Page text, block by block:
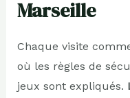
Marseille
Chaque visite
où les règles de
jeux sont expliqués.